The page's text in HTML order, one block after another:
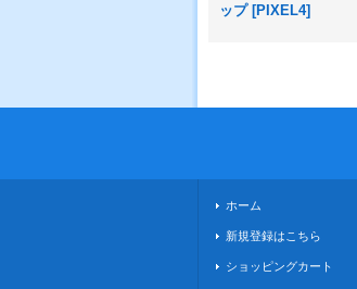
ップ [PIXEL4]
ホーム
新規登録はこちら
ショッピングカート